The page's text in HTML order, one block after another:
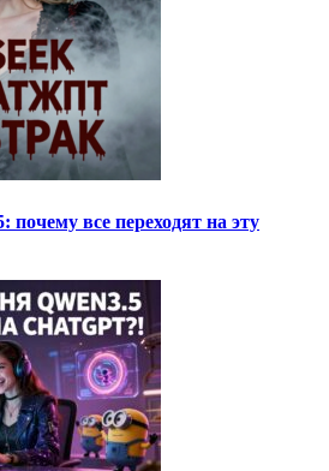
почему все переходят на эту